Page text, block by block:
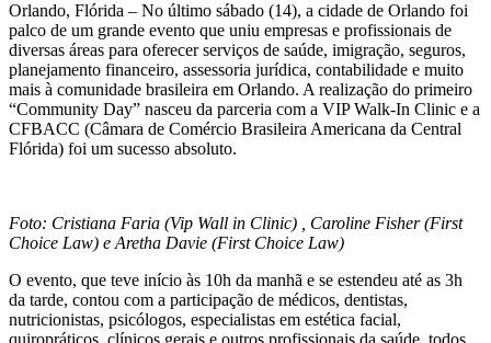
Orlando, Flórida – No último sábado (14), a cidade de Orlando foi
palco de um grande evento que uniu empresas e profissionais de
diversas áreas para oferecer serviços de saúde, imigração, seguros,
planejamento financeiro, assessoria jurídica, contabilidade e muito
mais à comunidade brasileira em Orlando. A realização do primeiro
“Community Day” nasceu da parceria com a VIP Walk-In Clinic e a
CFBACC (Câmara de Comércio Brasileira Americana da Central
Flórida) foi um sucesso absoluto.
Foto: Cristiana Faria (Vip Wall in Clinic) , Caroline Fisher (First
Choice Law) e Aretha Davie (First Choice Law)
O evento, que teve início às 10h da manhã e se estendeu até as 3h
da tarde, contou com a participação de médicos, dentistas,
nutricionistas, psicólogos, especialistas em estética facial,